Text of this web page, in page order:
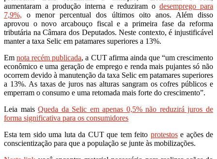
aumentaram a produção interna e reduziram o desemprego para
7,9%, o menor percentual dos últimos oito anos. Além disso
aprovou o novo arcabouço fiscal e a primeira fase da reforma
tributária na Câmara dos Deputados. Neste contexto, é injustificável
manter a taxa Selic em patamares superiores a 13%.
Emnota recém publicada, a CUT afirma ainda que “um crescimento
econômico e uma geração de emprego e renda mais pujantes só não
ocorrem devido à manutenção da taxa Selic em patamares superiores
a 13%. As taxas de juros nas alturas sangram os cofres públicos e
emperram o consumo e uma retomada mais forte do crescimento”.
Leia maisQueda da Selic em apenas 0,5% não reduzirá juros de
forma significativa para os consumidores
Esta tem sido uma luta da CUT que tem feito protestose ações de
conscientização para que a população se junte às mobilizações.